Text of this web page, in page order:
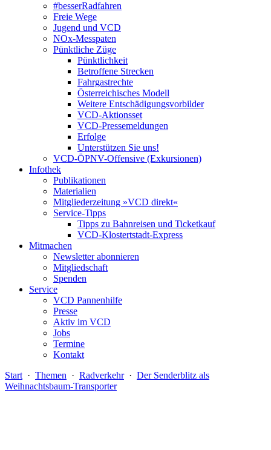
#besserRadfahren
Freie Wege
Jugend und VCD
NOx-Messpaten
Pünktliche Züge
Pünktlichkeit
Betroffene Strecken
Fahrgastrechte
Österreichisches Modell
Weitere Entschädigungsvorbilder
VCD-Aktionsset
VCD-Pressemeldungen
Erfolge
Unterstützen Sie uns!
VCD-ÖPNV-Offensive (Exkursionen)
Infothek
Publikationen
Materialien
Mitgliederzeitung »VCD direkt«
Service-Tipps
Tipps zu Bahnreisen und Ticketkauf
VCD-Klostertstadt-Express
Mitmachen
Newsletter abonnieren
Mitgliedschaft
Spenden
Service
VCD Pannenhilfe
Presse
Aktiv im VCD
Jobs
Termine
Kontakt
Start · Themen · Radverkehr· Der Senderblitz als
Weihnachtsbaum-Transporter